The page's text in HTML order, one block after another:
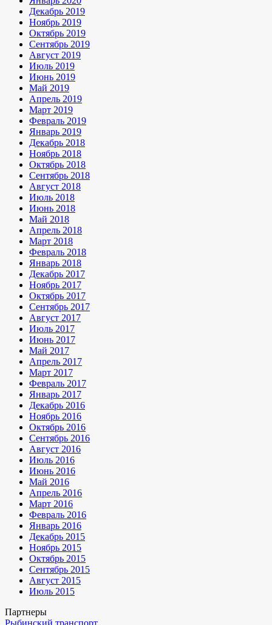
Декабрь 2019
Ноябрь 2019
Октябрь 2019
Сентябрь 2019
Август 2019
Июль 2019
Июнь 2019
Май 2019
Апрель 2019
Март 2019
Февраль 2019
Январь 2019
Декабрь 2018
Ноябрь 2018
Октябрь 2018
Сентябрь 2018
Август 2018
Июль 2018
Июнь 2018
Май 2018
Апрель 2018
Март 2018
Февраль 2018
Январь 2018
Декабрь 2017
Ноябрь 2017
Октябрь 2017
Сентябрь 2017
Август 2017
Июль 2017
Июнь 2017
Май 2017
Апрель 2017
Март 2017
Февраль 2017
Январь 2017
Декабрь 2016
Ноябрь 2016
Октябрь 2016
Сентябрь 2016
Август 2016
Июль 2016
Июнь 2016
Май 2016
Апрель 2016
Март 2016
Февраль 2016
Январь 2016
Декабрь 2015
Ноябрь 2015
Октябрь 2015
Сентябрь 2015
Август 2015
Июль 2015
Партнеры
Рыбинский транспорт